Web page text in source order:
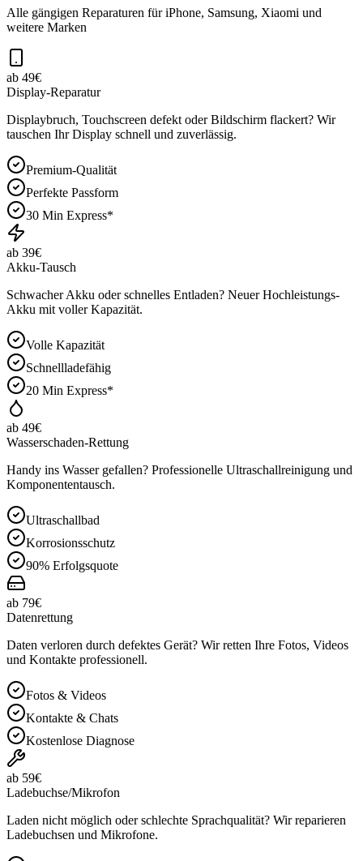
Alle gängigen Reparaturen für iPhone, Samsung, Xiaomi und
weitere Marken
ab 49€
Display-Reparatur
Displaybruch, Touchscreen defekt oder Bildschirm flackert? Wir
tauschen Ihr Display schnell und zuverlässig.
Premium-Qualität
Perfekte Passform
30 Min Express*
ab 39€
Akku-Tausch
Schwacher Akku oder schnelles Entladen? Neuer Hochleistungs-
Akku mit voller Kapazität.
Volle Kapazität
Schnellladefähig
20 Min Express*
ab 49€
Wasserschaden-Rettung
Handy ins Wasser gefallen? Professionelle Ultraschallreinigung und
Komponententausch.
Ultraschallbad
Korrosionsschutz
90% Erfolgsquote
ab 79€
Datenrettung
Daten verloren durch defektes Gerät? Wir retten Ihre Fotos, Videos
und Kontakte professionell.
Fotos & Videos
Kontakte & Chats
Kostenlose Diagnose
ab 59€
Ladebuchse/Mikrofon
Laden nicht möglich oder schlechte Sprachqualität? Wir reparieren
Ladebuchsen und Mikrofone.